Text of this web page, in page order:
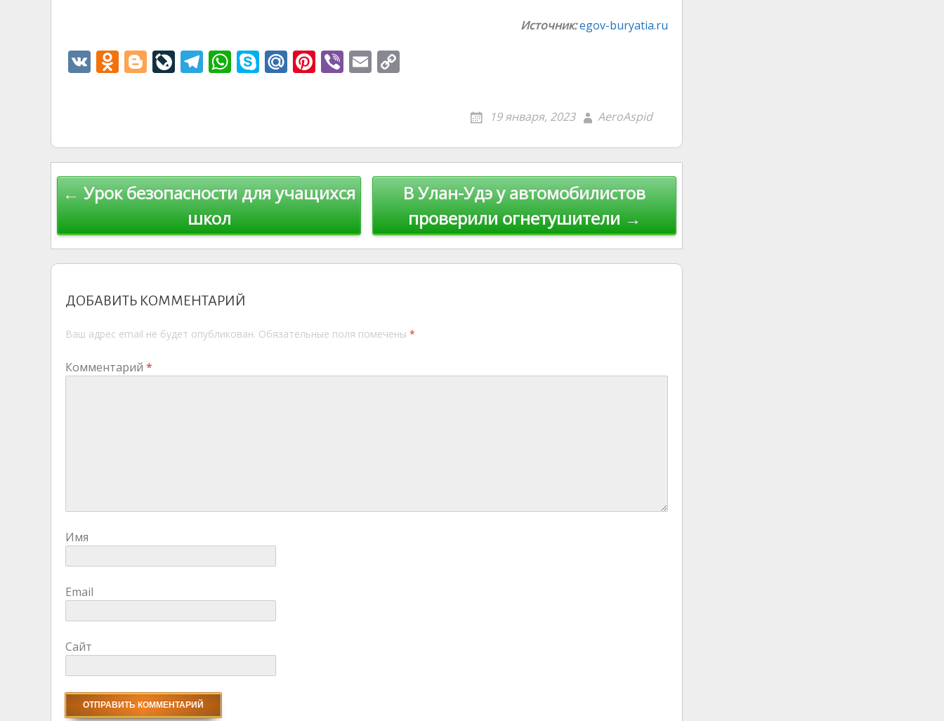
Источник:egov-buryatia.ru
V O
kl
as
s
ni
ki
Bl
er
Li
u
r
n
al
T
a
m
W
A
p
p
S
e
M
u
Pi
st
Vi E
Li
n
k
19 января, 2023 AeroAspid
Навигация
по
записям
В Улан-Удэ у автомобилистов
проверили огнетушители →
← Урок безопасности для учащихся
школ
ДОБАВИТЬ КОММЕНТАРИЙ
Ваш адрес email не будет опубликован. Обязательные поля помечены *
Комментарий *
Имя
Email
Сайт